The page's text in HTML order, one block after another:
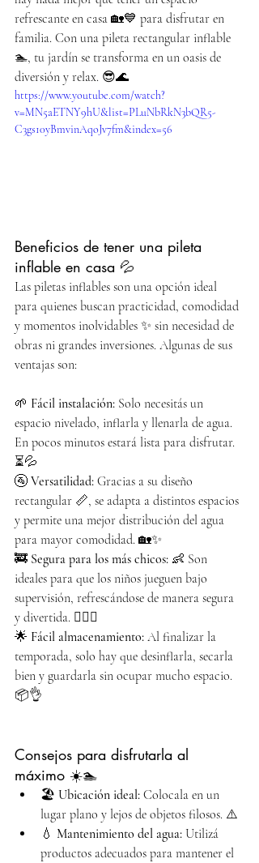
refrescante en casa 🏡💙 para disfrutar en
familia. Con una pileta rectangular inflable
🏊, tu jardín se transforma en un oasis de
diversión y relax. 😎🌊
https://www.youtube.com/watch?
v=MN5aETNY9hU&list=PLuNbRkN3bQR5-
C3gs10yBmvinAqoJv7fm&index=56
Beneficios de tener una pileta
inflable en casa 💦
Las piletas inflables son una opción ideal
para quienes buscan practicidad, comodidad
y momentos inolvidables ✨ sin necesidad de
obras ni grandes inversiones. Algunas de sus
ventajas son:
🌱 Fácil instalación: Solo necesitás un
espacio nivelado, inflarla y llenarla de agua.
En pocos minutos estará lista para disfrutar.
⏳💦
🚰 Versatilidad: Gracias a su diseño
rectangular 📏, se adapta a distintos espacios
y permite una mejor distribución del agua
para mayor comodidad. 🏡✨
🚒 Segura para los más chicos: 👶 Son
ideales para que los niños jueguen bajo
supervisión, refrescándose de manera segura
y divertida. 🏊‍♂️💙
🌟 Fácil almacenamiento: Al finalizar la
temporada, solo hay que desinflarla, secarla
bien y guardarla sin ocupar mucho espacio.
📦👌
Consejos para disfrutarla al
máximo ☀️🏊
🏖️ Ubicación ideal: Colocala en un
lugar plano y lejos de objetos filosos. ⚠️
💧 Mantenimiento del agua: Utilizá
productos adecuados para mantener el